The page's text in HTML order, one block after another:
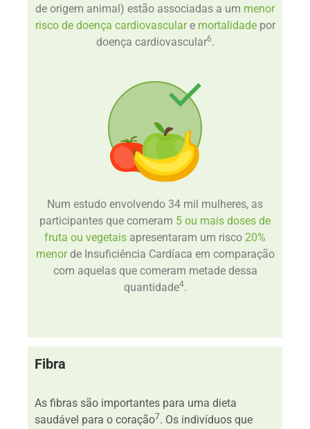
de origem animal) estão associadas a um menor
risco de doença cardiovasculare mortalidadepor
doença cardiovascular6.
Num estudo envolvendo 34 mil mulheres, as
participantes que comeram 5 ou mais doses de
fruta ou vegetais apresentaram um risco 20%
menorde Insuficiência Cardíaca em comparação
com aquelas que comeram metade dessa
quantidade4.
Fibra
As fibras são importantes para uma dieta
saudável para o coração7. Os indivíduos que